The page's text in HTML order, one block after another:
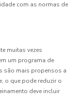
com as normas de
muitas vezes
um programa de
são mais propensos a
o que pode reduzir o
deve incluir